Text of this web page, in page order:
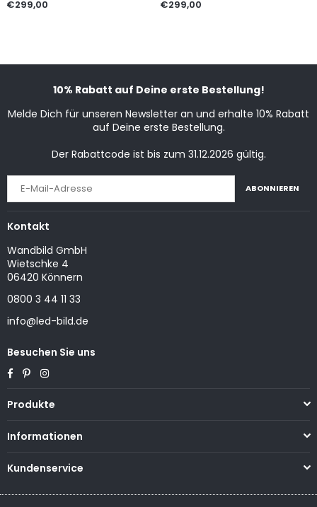
€299,00 €299,00
10% Rabatt auf Deine erste Bestellung!
Melde Dich für unseren Newsletter an und erhalte 10% Rabatt
auf Deine erste Bestellung.
Der Rabattcode ist bis zum 31.12.2026 gültig.
ABONNIEREN
Kontakt
Wandbild GmbH
Wietschke 4
06420 Könnern
0800 3 44 11 33
info@led-bild.de
Besuchen Sie uns
Facebook
PinterestInstagram
Produkte
Informationen
Kundenservice